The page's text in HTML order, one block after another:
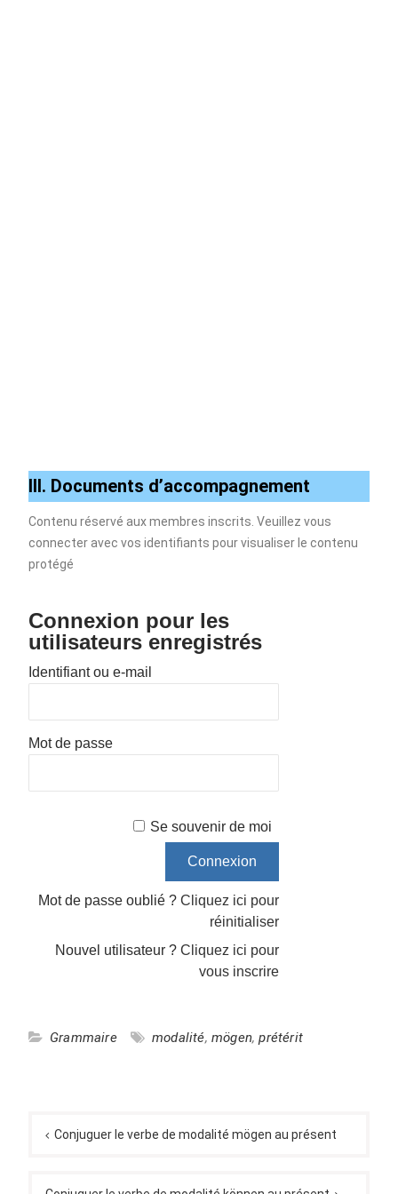
III. Documents d’accompagnement
Contenu réservé aux membres inscrits. Veuillez vous
connecter avec vos identifiants pour visualiser le contenu
protégé
Connexion pour les
utilisateurs enregistrés
Identifiant ou e-mail
Mot de passe
Se souvenir de moi
Mot de passe oublié ?Cliquez ici pour
réinitialiser
Nouvel utilisateur ?Cliquez ici pour
vous inscrire
Grammaire modalité, mögen,prétérit
de Conjuguer le verbe de modalité mögen au présent